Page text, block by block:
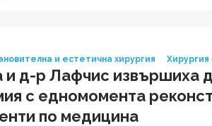
и естетична хирургия
Хирургия
д-р Лафчис извършиха
с едномомента
по медицина